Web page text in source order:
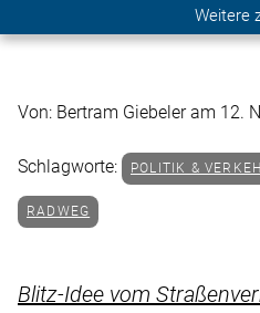
Weitere
Von: Bertram Giebeler am 12.
Schlagworte: POLITIK &
RADWEG
Blitz-Idee vom